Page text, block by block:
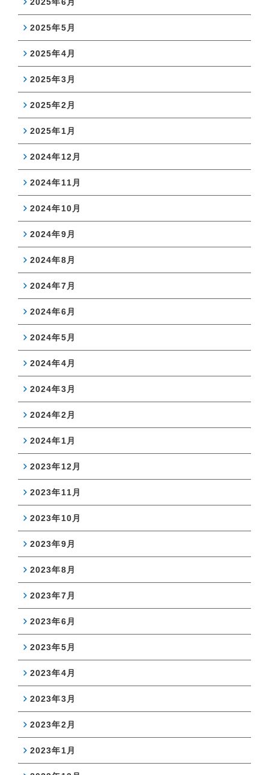
2025年5月
2025年4月
2025年3月
2025年2月
2025年1月
2024年12月
2024年11月
2024年10月
2024年9月
2024年8月
2024年7月
2024年6月
2024年5月
2024年4月
2024年3月
2024年2月
2024年1月
2023年12月
2023年11月
2023年10月
2023年9月
2023年8月
2023年7月
2023年6月
2023年5月
2023年4月
2023年3月
2023年2月
2023年1月